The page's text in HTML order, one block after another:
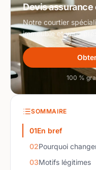
Devis
Notre courtier
immeuble et vous
100 %
SOMMAIRE
01En bref
02Pourquoi
03Motifs légitimes